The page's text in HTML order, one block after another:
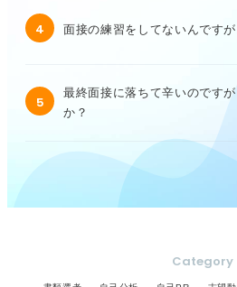
4 面接の練習をしてないんです
5
最終面接に落ちて辛いのです
か？
Category